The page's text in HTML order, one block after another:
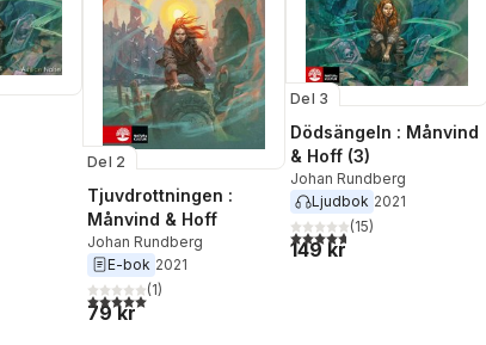
Del 2
Tjuvdrottningen :
Månvind & Hoff
Johan Rundberg
E-bok 2021
5,0utav 5 stjärnor. Totalt antal röster:
(1)
79 kr
Del 3
Dödsängeln : Månvind
& Hoff (3)
Johan Rundberg
Ljudbok 2021
4,7utav 5 stjärnor. Totalt
(15)
149 kr